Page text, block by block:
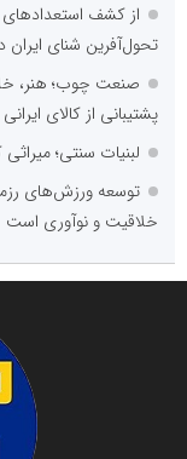
از کشف استعدادهای
تحول‌آفرین شنای
صنعت چوب؛ هنر،
پشتیبانی از کالای
لبنیات سنتی؛
توسعه ورزش‌های
خلاقیت و نوآوری است